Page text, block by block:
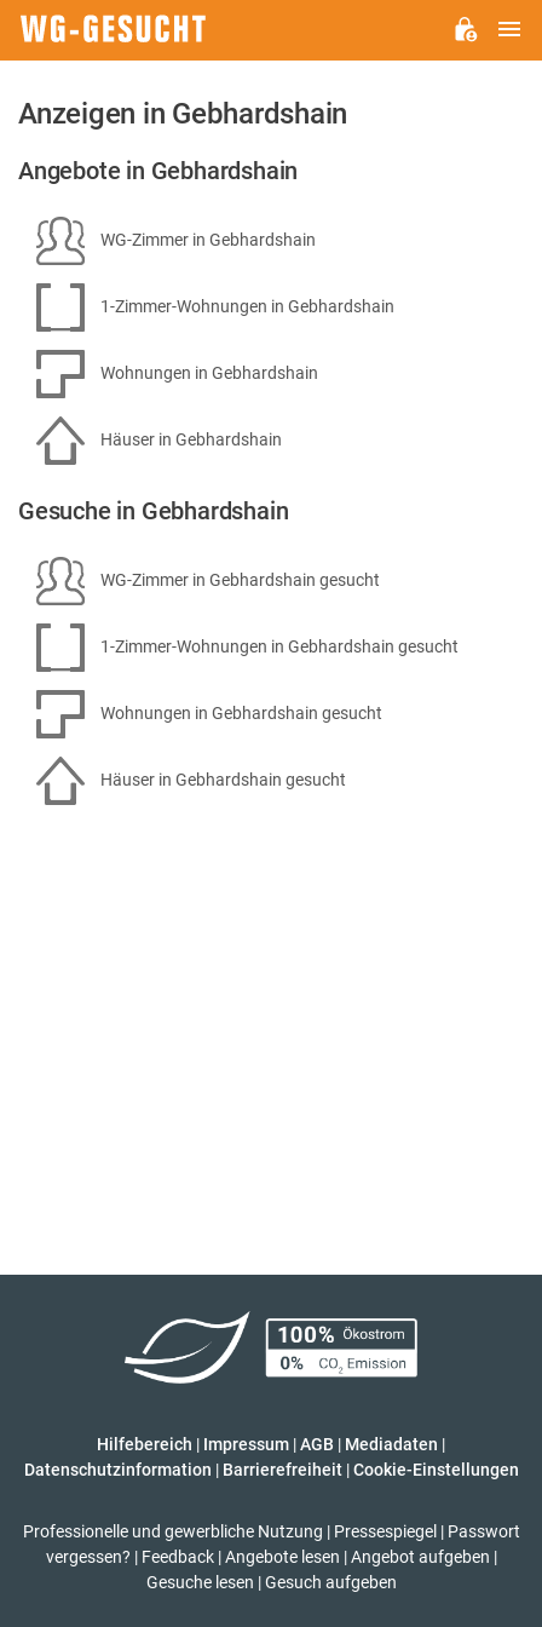
Anzeigen in Gebhardshain
Angebote in Gebhardshain
WG-Zimmer in Gebhardshain
1-Zimmer-Wohnungen in Gebhardshain
Wohnungen in Gebhardshain
Häuser in Gebhardshain
Gesuche in Gebhardshain
WG-Zimmer in Gebhardshain gesucht
1-Zimmer-Wohnungen in Gebhardshain gesucht
Wohnungen in Gebhardshain gesucht
Häuser in Gebhardshain gesucht
Hilfebereich | Impressum |AGB | Mediadaten |
Datenschutzinformation | Barrierefreiheit | Cookie-Einstellungen
Professionelle und gewerbliche Nutzung | Pressespiegel | Passwort
vergessen? | Feedback | Angebote lesen | Angebot aufgeben |
Gesuche lesen | Gesuch aufgeben